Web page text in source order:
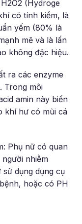
(Hydroge
có tính kiềm, là
yếm (80% là
mẽ và là lấn
không đặc hiệu.
ra các enzyme
Trong môi
amin này biến
khí hư có mùi cá
Phụ nữ có quan
nhiễm
dụng dụng cụ
hoặc có PH